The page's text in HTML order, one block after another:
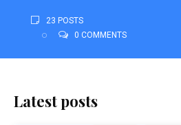
23 POSTS
0 COMMENTS
Latest posts